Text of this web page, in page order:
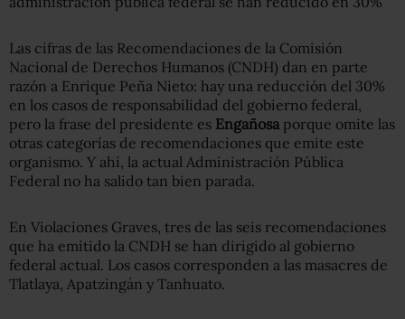
Las cifras de las Recomendaciones de la Comisión
Nacional de Derechos Humanos (CNDH) dan en parte
razón a Enrique Peña Nieto: hay una reducción del 30%
en los casos de responsabilidad del gobierno federal,
pero la frase del presidente es Engañosa porque omite las
otras categorías de recomendaciones que emite este
organismo. Y ahí, la actual Administración Pública
Federal no ha salido tan bien parada.
En Violaciones Graves, tres de las seis recomendaciones
que ha emitido la CNDH se han dirigido al gobierno
federal actual. Los casos corresponden a las masacres de
Tlatlaya, Apatzingán y Tanhuato.